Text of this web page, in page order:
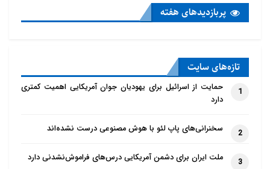
پربازدید‌های هفته
تازه‌‌های سایت
1
حمایت از اسرائیل برای یهودیان جوان آمریکایی اهمیت کمتری
دارد
2 سخنرانی‌های پاپ لئو با هوش مصنوعی درست نشده‌اند
3 ملت ایران برای دشمن آمریکایی درس‌های فراموش‌نشدنی دارد